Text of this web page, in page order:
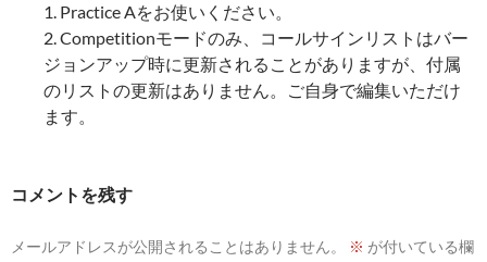
1. Practice Aをお使いください。
2. Competitionモードのみ、コールサインリストはバー
ジョンアップ時に更新されることがありますが、付属
のリストの更新はありません。ご自身で編集いただけ
ます。
コメントを残す
メールアドレスが公開されることはありません。 ※ が付いている欄